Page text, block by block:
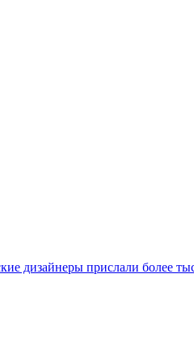
дизайнеры прислали более